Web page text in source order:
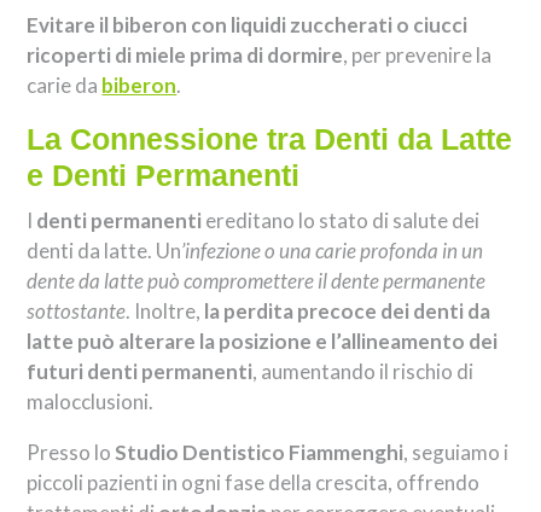
Evitare il biberon con liquidi zuccherati o ciucci
ricoperti di miele prima di dormire, per prevenire la
carie da biberon.
La Connessione tra Denti da Latte
e Denti Permanenti
I denti permanenti ereditano lo stato di salute dei
denti da latte. Un’infezione o una carie profonda in un
dente da latte può compromettere il dente permanente
sottostante. Inoltre, la perdita precoce dei denti da
latte può alterare la posizione e l’allineamento dei
futuri denti permanenti, aumentando il rischio di
malocclusioni.
Presso loStudio Dentistico Fiammenghi, seguiamo i
piccoli pazienti in ogni fase della crescita, offrendo